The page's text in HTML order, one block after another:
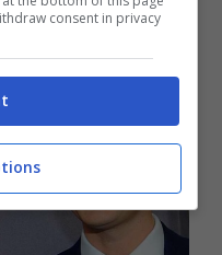
consent in privacy